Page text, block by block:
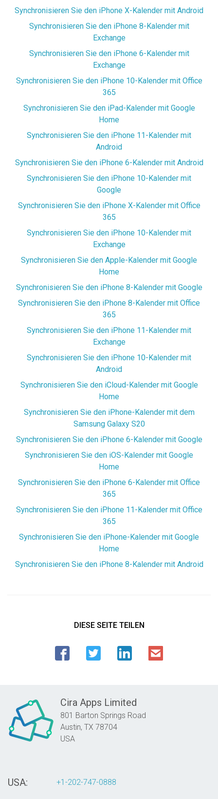
Synchronisieren Sie den iPhone X-Kalender mit Android
Synchronisieren Sie den iPhone 8-Kalender mit
Exchange
Synchronisieren Sie den iPhone 6-Kalender mit
Exchange
Synchronisieren Sie den iPhone 10-Kalender mit Office
365
Synchronisieren Sie den iPad-Kalender mit Google
Home
Synchronisieren Sie den iPhone 11-Kalender mit
Android
Synchronisieren Sie den iPhone 6-Kalender mit Android
Synchronisieren Sie den iPhone 10-Kalender mit
Google
Synchronisieren Sie den iPhone X-Kalender mit Office
365
Synchronisieren Sie den iPhone 10-Kalender mit
Exchange
Synchronisieren Sie den Apple-Kalender mit Google
Home
Synchronisieren Sie den iPhone 8-Kalender mit Google
Synchronisieren Sie den iPhone 8-Kalender mit Office
365
Synchronisieren Sie den iPhone 11-Kalender mit
Exchange
Synchronisieren Sie den iPhone 10-Kalender mit
Android
Synchronisieren Sie den iCloud-Kalender mit Google
Home
Synchronisieren Sie den iPhone-Kalender mit dem
Samsung Galaxy S20
Synchronisieren Sie den iPhone 6-Kalender mit Google
Synchronisieren Sie den iOS-Kalender mit Google
Home
Synchronisieren Sie den iPhone 6-Kalender mit Office
365
Synchronisieren Sie den iPhone 11-Kalender mit Office
365
Synchronisieren Sie den iPhone-Kalender mit Google
Home
Synchronisieren Sie den iPhone 8-Kalender mit Android
DIESE SEITE TEILEN
Cira Apps Limited
801 Barton Springs Road
Austin, TX 78704
USA
USA: +1-202-747-0888